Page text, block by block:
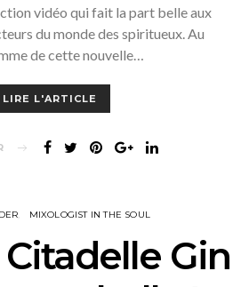
vidéo qui fait la part belle aux
du monde des spiritueux. Au
de cette nouvelle…
LIRE L'ARTICLE
MIXOLOGIST IN THE SOUL
Gin